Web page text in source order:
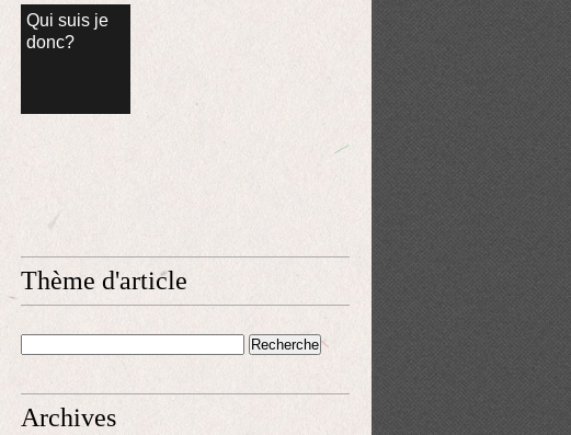
Qui suis je
donc?
Thème d'article
Archives